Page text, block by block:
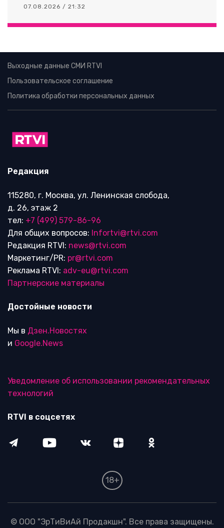
07.08.2026 / 21:32
Выходные данные СМИ RTVI
Пользовательское соглашение
Политика обработки персональных данных
Редакция
115280, г. Москва, ул. Ленинская слобода,
д. 26, этаж 2
тел: +7 (499) 579-86-96
Для общих вопросов: Infortvi@rtvi.com
Редакция RTVI: news@rtvi.com
Маркетинг/PR: pr@rtvi.com
Реклама RTVI: adv-eu@rtvi.com
Партнерские материалы
Достойные новости
Мы в Дзен.Новостях
и Google.News
Уведомление об использовании рекомендательных
технологий
RTVI в соцсетях
18+
© ООО "ЭрТиВиАй Продакшн". Все права защищены.